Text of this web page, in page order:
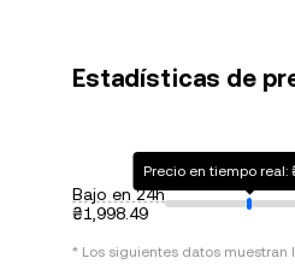
Estadísticas de
Bajo en 24h
₴1,998.49
Precio en tiempo real:
* Los siguientes datos